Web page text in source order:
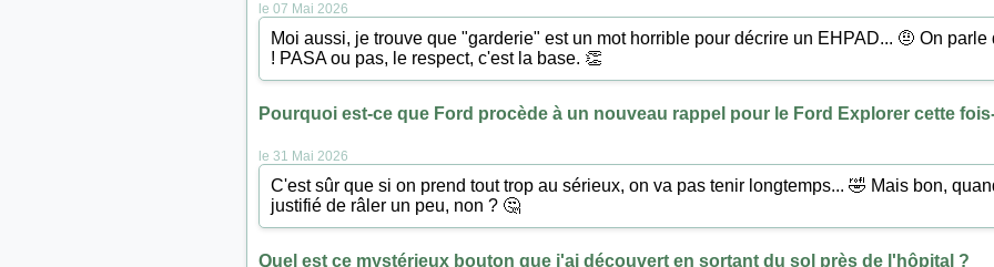
le 07 Mai 2026
Moi aussi, je trouve que "garderie" est un mot horrible pour décrire un EHPAD... 🤨 On
! PASA ou pas, le respect, c'est la base. 👏
Pourquoi est-ce que Ford procède à un nouveau rappel pour le Ford Explorer cette
le 31 Mai 2026
C'est sûr que si on prend tout trop au sérieux, on va pas tenir longtemps... 🤣 Mais bon,
justifié de râler un peu, non ? 🤔
Quel est ce mystérieux bouton que j'ai découvert en sortant du sol près de l'hôpital ?